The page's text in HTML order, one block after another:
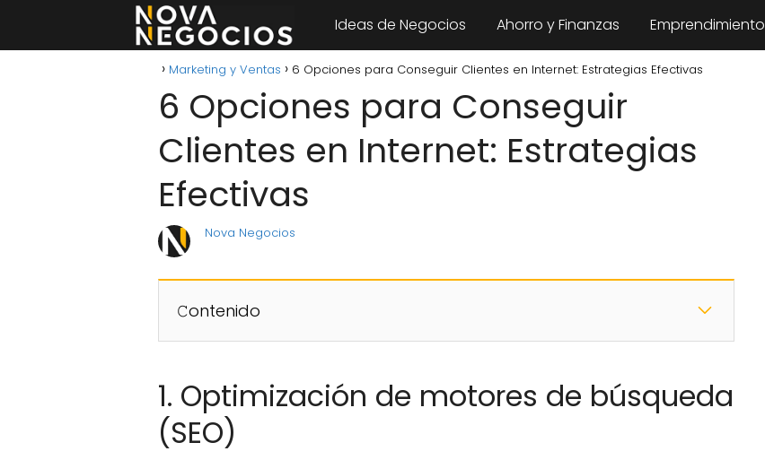
Ideas de Negocios Ahorro y Finanzas Emprendimiento
Marketing y Ventas 6 Opciones para Conseguir Clientes en Internet: Estrategias Efectivas
6 Opciones para Conseguir
Clientes en Internet: Estrategias
Efectivas
Nova Negocios
𝙲ontenido
1. Optimización de motores de búsqueda
(SEO)